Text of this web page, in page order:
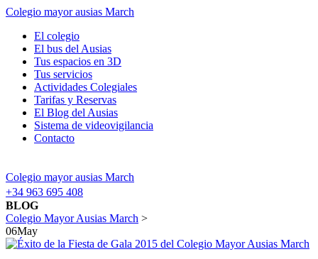
Colegio mayor ausias March
El colegio
El bus del Ausias
Tus espacios en 3D
Tus servicios
Actividades Colegiales
Tarifas y Reservas
El Blog del Ausias
Sistema de videovigilancia
Contacto
Colegio mayor ausias March
+34 963 695 408
BLOG
Colegio Mayor Ausias March >
06May